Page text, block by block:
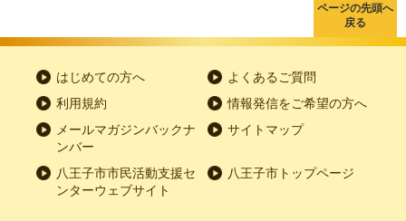
ページの先頭へ
戻る
はじめての方へ
よくあるご質問
利用規約
情報発信をご希望の方へ
メールマガジンバックナ
ンバー
サイトマップ
八王子市市民活動支援セ
ンターウェブサイト
八王子市トップページ